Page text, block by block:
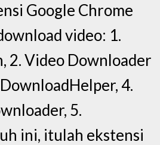
Google Chrome
video: 1.
2. Video Downloader
4.
5.
ini, itulah ekstensi